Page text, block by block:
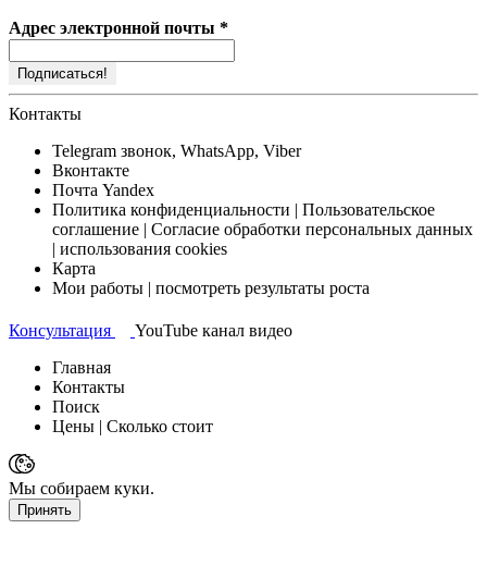
Адрес электронной почты *
Контакты
Telegram звонок, WhatsApp, Viber
Вконтакте
Почта Yandex
Политика конфиденциальности | Пользовательское
соглашение | Согласие обработки персональных данных
| использования cookies
Карта
Мои работы | посмотреть результаты роста
Консультация YouTube канал видео
Главная
Контакты
Поиск
Цены | Сколько стоит
Мы собираем куки.
Принять